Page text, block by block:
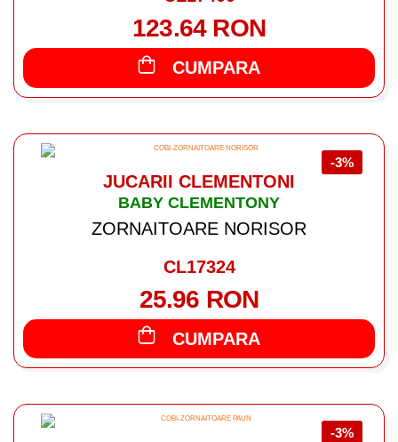
123.64 RON
CUMPARA
-3%
JUCARII CLEMENTONI
BABY CLEMENTONY
ZORNAITOARE NORISOR
CL17324
25.96 RON
CUMPARA
-3%